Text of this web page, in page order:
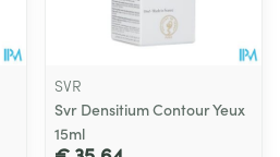
SVR
Svr Densitium Contour Yeux
15ml